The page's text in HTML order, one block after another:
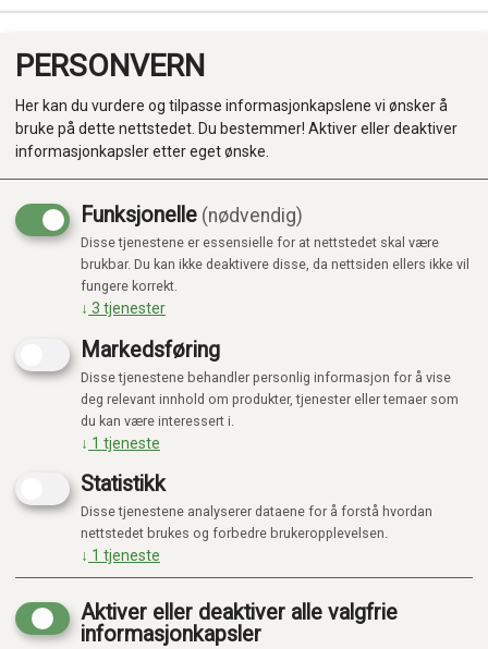
Produkter
Kategorier
PERSONVERN
Her kan du vurdere og tilpasse informasjonkapslene vi ønsker å
bruke på dette nettstedet. Du bestemmer! Aktiver eller deaktiver
informasjonkapsler etter eget ønske.
Funksjonelle (nødvendig)
Disse tjenestene er essensielle for at nettstedet skal være
brukbar. Du kan ikke deaktivere disse, da nettsiden ellers ikke vil
fungere korrekt.
↓ 3 tjenester
Markedsføring
Disse tjenestene behandler personlig informasjon for å vise
deg relevant innhold om produkter, tjenester eller temaer som
du kan være interessert i.
↓ 1 tjeneste
Statistikk
Disse tjenestene analyserer dataene for å forstå hvordan
nettstedet brukes og forbedre brukeropplevelsen.
↓ 1 tjeneste
Aktiver eller deaktiver alle valgfrie
informasjonkapsler